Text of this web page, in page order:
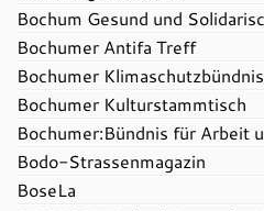
Bochum Gesund und
Bochumer Antifa Treff
Bochumer Klimaschutzbündnis
Bochumer Kulturstammtisch
Bochumer:Bündnis für Arbeit
Bodo-Strassenmagazin
BoseLa